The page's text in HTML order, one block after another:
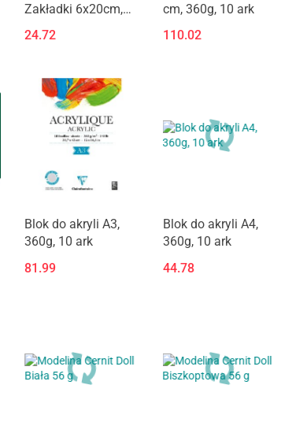
Zakładki 6x20cm,
24.72
cm, 360g, 10 ark
110.02
Blok do akryli A3,
360g, 10 ark
81.99
Blok do akryli A4,
360g, 10 ark
44.78